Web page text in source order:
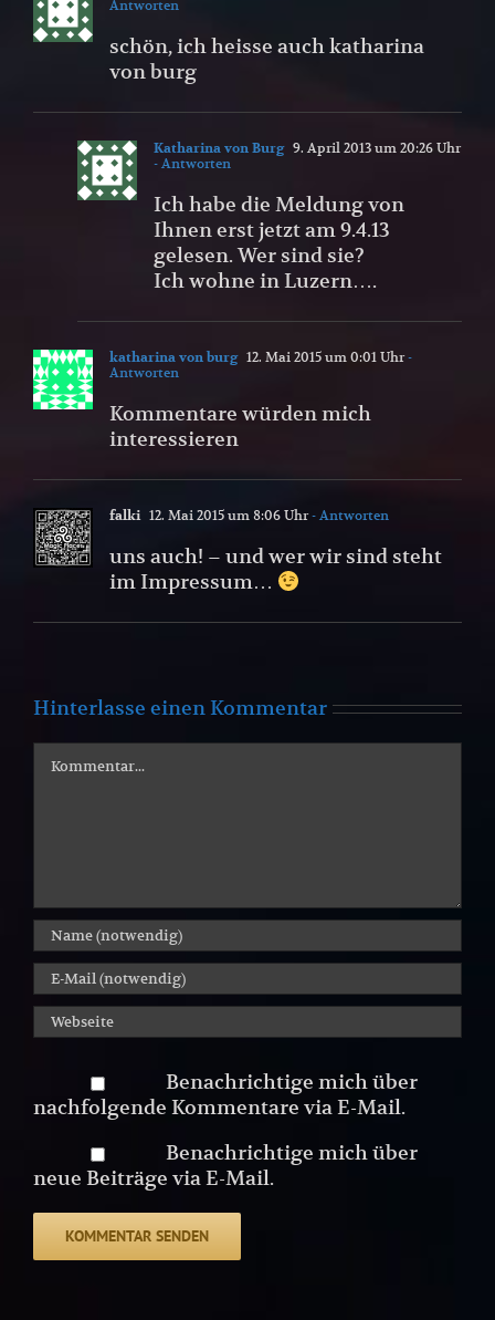
Antworten
schön, ich heisse auch katharina
von burg
Katharina von Burg 9. April 2013 um 20:26 Uhr
- Antworten
Ich habe die Meldung von
Ihnen erst jetzt am 9.4.13
gelesen. Wer sind sie?
Ich wohne in Luzern….
katharina von burg 12. Mai 2015 um 0:01 Uhr-
Antworten
Kommentare würden mich
interessieren
falki 12. Mai 2015 um 8:06 Uhr- Antworten
uns auch! – und wer wir sind steht
im Impressum…
Hinterlasse einen Kommentar
Benachrichtige mich über
nachfolgende Kommentare via E-Mail.
Benachrichtige mich über
neue Beiträge via E-Mail.